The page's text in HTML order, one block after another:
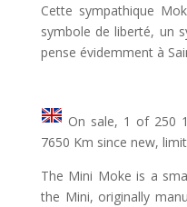
Cette sympathique
symbole de liberté, un
pense évidemment à
On sale, 1 of 250
7650 Km since new,
The Mini Moke is a
the Mini, originally